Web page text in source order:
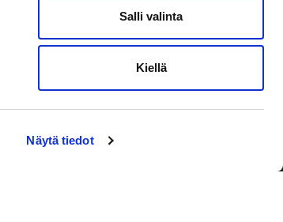
Näytä tiedot
Salli valinta
Kiellä
VAASAN SPORT
NYHETSBREVET